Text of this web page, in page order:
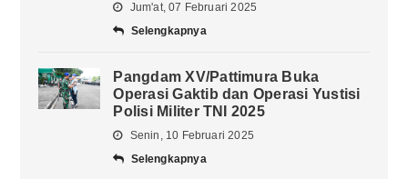
Jum'at, 07 Februari 2025
Selengkapnya
Pangdam XV/Pattimura Buka
Operasi Gaktib dan Operasi Yustisi
Polisi Militer TNI 2025
Senin, 10 Februari 2025
Selengkapnya